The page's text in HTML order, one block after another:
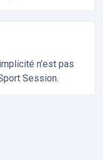
n'est pas
Session.